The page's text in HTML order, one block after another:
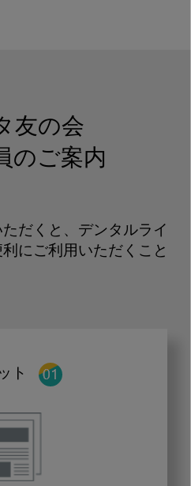
友の会
のご案内
だくと、デンタルライ
にご利用いただくこと
ト